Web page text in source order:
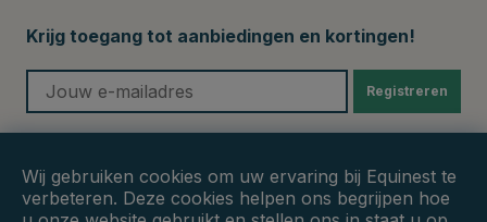
Krijg toegang tot aanbiedingen en kortingen!
Registreren
Wij gebruiken cookies om uw ervaring bij Equinest te
verbeteren. Deze cookies helpen ons begrijpen hoe